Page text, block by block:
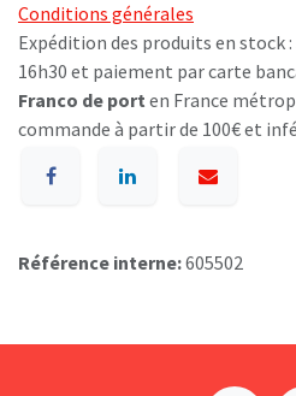
Conditions générales
Expédition des produits en stock :
16h30 et paiement par carte
Franco de port en France
commande à partir de 100€ et
Référence interne:605502